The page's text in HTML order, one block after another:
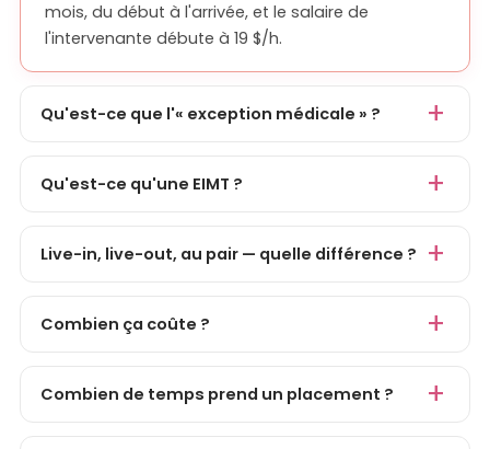
mois, du début à l'arrivée, et le salaire de
l'intervenante débute à 19 $/h.
Qu'est-ce que l'« exception médicale » ?
Qu'est-ce qu'une EIMT ?
Live-in, live-out, au pair — quelle différence ?
Combien ça coûte ?
Combien de temps prend un placement ?